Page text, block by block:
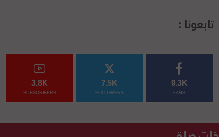
تابعونا :
9.3K
FANS
7.5K
FOLLOWERS
3.8K
SUBSCRIBERS